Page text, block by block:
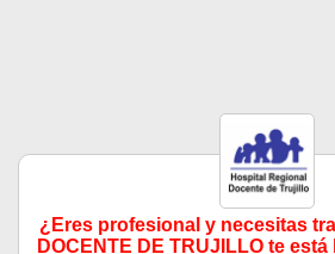
¿Eres profesional y necesitas
DOCENTE DE TRUJILLO te